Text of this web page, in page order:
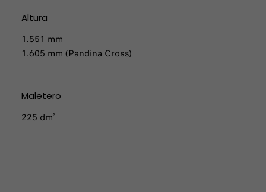
Altura
1.551 mm
1.605 mm (Pandina Cross)
Maletero
225 dm³